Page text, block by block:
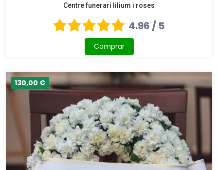
Centre funerari lilium i roses
4.96 / 5
Comprar
130,00 €